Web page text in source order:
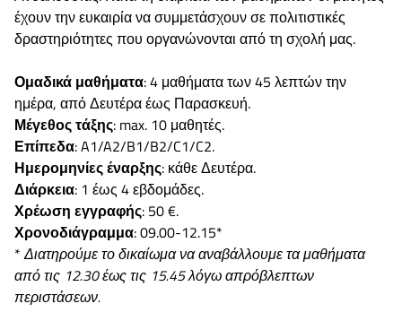
έχουν την ευκαιρία να συμμετάσχουν σε πολιτιστικές
δραστηριότητες που οργανώνονται από τη σχολή μας.
Ομαδικά μαθήματα: 4 μαθήματα των 45 λεπτών την
ημέρα, από Δευτέρα έως Παρασκευή.
Μέγεθος τάξης: max. 10 μαθητές.
Επίπεδα: A1/A2/B1/B2/C1/C2.
Ημερομηνίες έναρξης: κάθε Δευτέρα.
Διάρκεια: 1 έως 4 εβδομάδες.
Χρέωση εγγραφής: 50 €.
Χρονοδιάγραμμα: 09.00-12.15*
*Διατηρούμε το δικαίωμα να αναβάλλουμε τα μαθήματα
από τις 12.30 έως τις 15.45 λόγω απρόβλεπτων
περιστάσεων.